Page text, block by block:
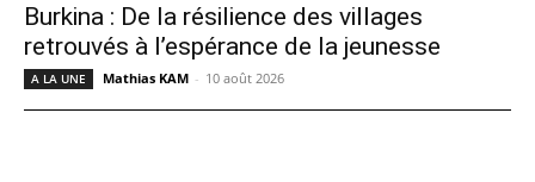
Burkina : De la résilience des villages
retrouvés à l’espérance de la jeunesse
A LA UNE Mathias KAM - 10 août 2026